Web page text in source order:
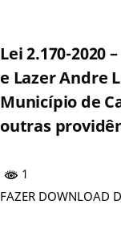
Lei 2.170-2020
e Lazer Andre
Município de
outras
1
FAZER DOWNLOAD